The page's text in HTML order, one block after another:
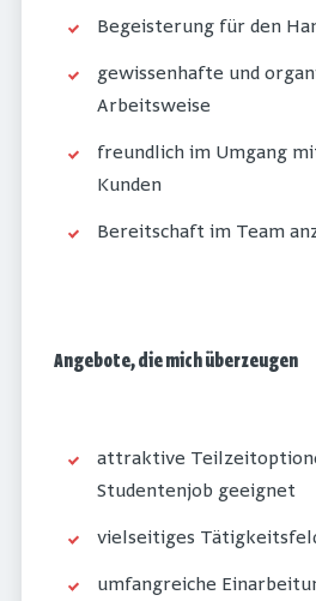
Begeisterung für den
gewissenhafte und
Arbeitsweise
freundlich im Umgang
Kunden
Bereitschaft im Team
Angebote, die mich überzeugen
attraktive
Studentenjob geeignet
vielseitiges
umfangreiche